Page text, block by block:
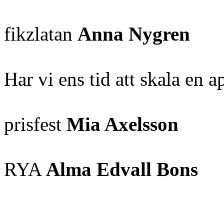
fikzlatan Anna Nygren
Har vi ens tid att skala en
prisfest Mia Axelsson
RYA Alma Edvall Bons